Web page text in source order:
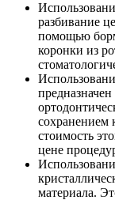
разбивание
помощью
коронки из
сохранением
стоимость
цене
материала.